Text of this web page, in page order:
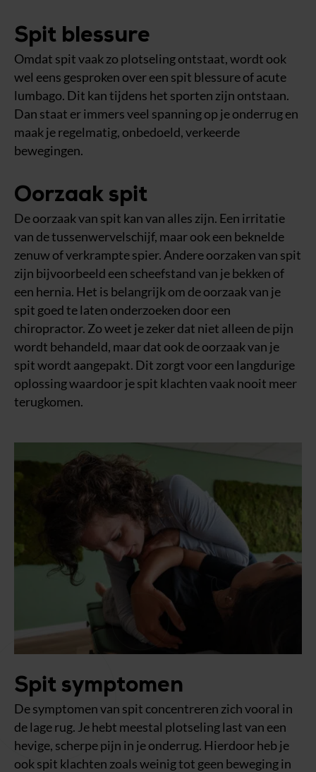
Spit blessure
Omdat spit vaak zo plotseling ontstaat, wordt ook
wel eens gesproken over een spit blessure of acute
lumbago. Dit kan tijdens het sporten zijn ontstaan.
Dan staat er immers veel spanning op je onderrug en
maak je regelmatig, onbedoeld, verkeerde
bewegingen.
Oorzaak spit
De oorzaak van spit kan van alles zijn. Een irritatie
van de tussenwervelschijf, maar ook een beknelde
zenuw of verkrampte spier. Andere oorzaken van spit
zijn bijvoorbeeld een scheefstand van je bekken of
een hernia. Het is belangrijk om de oorzaak van je
spit goed te laten onderzoeken door een
chiropractor. Zo weet je zeker dat niet alleen de pijn
wordt behandeld, maar dat ook de oorzaak van je
spit wordt aangepakt. Dit zorgt voor een langdurige
oplossing waardoor je spit klachten vaak nooit meer
terugkomen.
Spit symptomen
De symptomen van spit concentreren zich vooral in
de lage rug. Je hebt meestal plotseling last van een
hevige, scherpe pijn in je onderrug. Hierdoor heb je
ook spit klachten zoals weinig tot geen beweging in